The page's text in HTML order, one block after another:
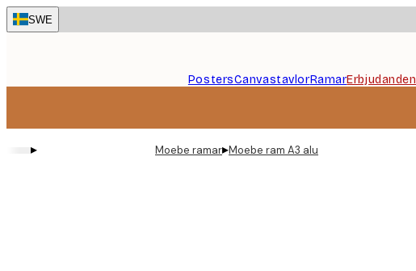
Skip
to
SWE
PostersCanvastavlorRamarErbjudanden
▸ Moebe ramar▸Moebe ram A3 alu